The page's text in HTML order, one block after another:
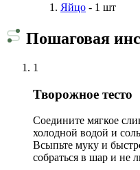
Яйцо - 1 шт
Пошаговая
1
Творожное тесто
Соедините мягкое
холодной водой и
Всыпьте муку и
собраться в шар и не